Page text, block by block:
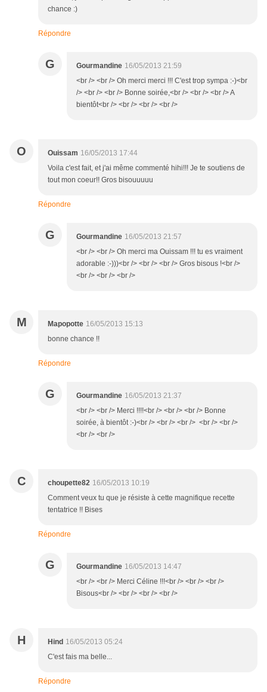
chance :)
Répondre
G Gourmandine 16/05/2013 21:59
<br /> <br /> Oh merci merci !!! C'est trop sympa :-)<br
/> <br /> <br /> Bonne soirée,<br /> <br /> <br /> A
bientôt<br /> <br /> <br /> <br />
O Ouissam 16/05/2013 17:44
Voila c'est fait, et j'ai même commenté hihi!!! Je te soutiens de
tout mon coeur!! Gros bisouuuuu
Répondre
G Gourmandine 16/05/2013 21:57
<br /> <br /> Oh merci ma Ouissam !!! tu es vraiment
adorable :-)))<br /> <br /> <br /> Gros bisous !<br />
<br /> <br /> <br />
M Mapopotte 16/05/2013 15:13
bonne chance !!
Répondre
G Gourmandine 16/05/2013 21:37
<br /> <br /> Merci !!!!<br /> <br /> <br /> Bonne
soirée, à bientôt :-)<br /> <br /> <br /> <br /> <br />
<br /> <br />
C choupette82 16/05/2013 10:19
Comment veux tu que je résiste à cette magnifique recette
tentatrice !! Bises
Répondre
G Gourmandine 16/05/2013 14:47
<br /> <br /> Merci Céline !!!<br /> <br /> <br />
Bisous<br /> <br /> <br /> <br />
H Hind 16/05/2013 05:24
C'est fais ma belle...
Répondre